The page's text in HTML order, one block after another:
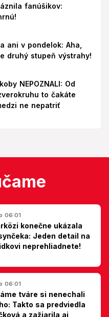
fanúšikov:
ani v pondelok: Aha,
druhý stupeň výstrahy!
NEPOZNALI: Od
to čakáte
ne nepatriť
06:01
konečne ukázala
Jeden detail na
neprehliadnete!
06:01
tváre si nenechali
Takto sa predviedla
a zažiarila aj